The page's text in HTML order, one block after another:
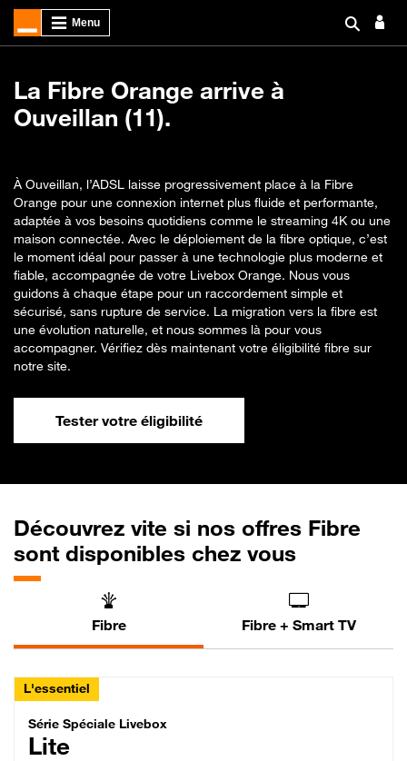
La Fibre Orange arrive à
Ouveillan (11).
À Ouveillan, l’ADSL laisse progressivement place à la Fibre
Orange pour une connexion internet plus fluide et performante,
adaptée à vos besoins quotidiens comme le streaming 4K ou une
maison connectée. Avec le déploiement de la fibre optique, c’est
le moment idéal pour passer à une technologie plus moderne et
fiable, accompagnée de votre Livebox Orange. Nous vous
guidons à chaque étape pour un raccordement simple et
sécurisé, sans rupture de service. La migration vers la fibre est
une évolution naturelle, et nous sommes là pour vous
accompagner. Vérifiez dès maintenant votre éligibilité fibre sur
notre site.
Tester votre éligibilité
Découvrez vite si nos offres Fibre
sont disponibles chez vous
Fibre Fibre + Smart TV
L'essentiel
Série Spéciale Livebox Lite Fibre
Série Spéciale Livebox
Lite